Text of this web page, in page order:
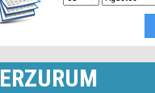
ERZURUM